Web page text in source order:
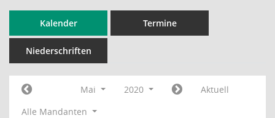
Kalender Termine
Niederschriften
Mai 2020
Aktuell
Alle Mandanten